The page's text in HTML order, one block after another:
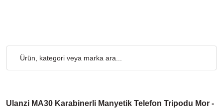
Ulanzi MA30 Karabinerli Manyetik Telefon Tripodu Mor -